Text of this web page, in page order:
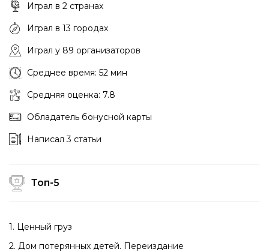
Играл в 2 странах
Играл в 13 городах
Играл у 89 организаторов
Среднее время: 52 мин
Средняя оценка: 7.8
Обладатель бонусной карты
Написал 3 статьи
Топ-5
1. Ценный груз
2. Дом потерянных детей. Переиздание